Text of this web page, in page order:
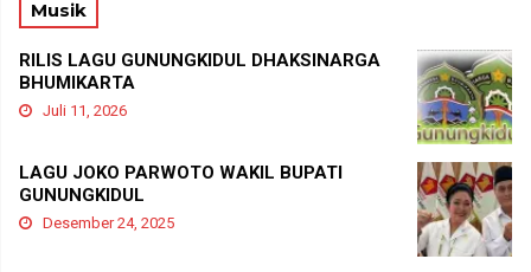
Musik
RILIS LAGU GUNUNGKIDUL DHAKSINARGA
BHUMIKARTA
Juli 11, 2026
LAGU JOKO PARWOTO WAKIL BUPATI
GUNUNGKIDUL
Desember 24, 2025